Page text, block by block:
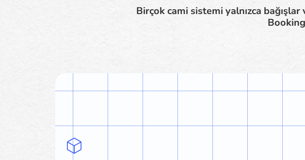
Birçok cami sistemi yalnızca